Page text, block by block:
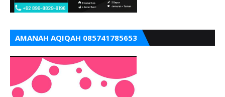
AMANAH AQIQAH 085741785653